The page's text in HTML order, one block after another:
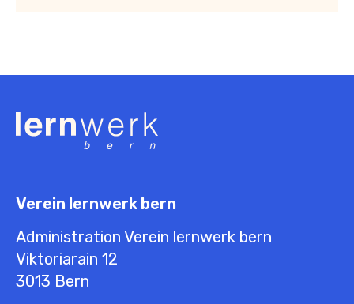
Verein lernwerk bern
Administration Verein lernwerk bern
Viktoriarain 12
3013 Bern